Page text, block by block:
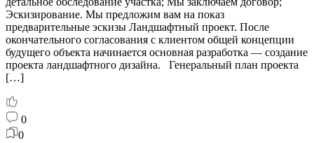
Эскизирование. Мы предложим вам на показ
предварительные эскизы Ландшафтный проект. После
окончательного согласования с клиентом общей концепции
будущего объекта начинается основная разработка — создание
проекта ландшафтного дизайна. Генеральный план проекта
[…]
0
0